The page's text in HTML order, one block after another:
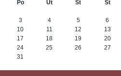
Po Ut St Št
3
4 5 6
10
11 12 13
17
18 19 20
24
25 26 27
31